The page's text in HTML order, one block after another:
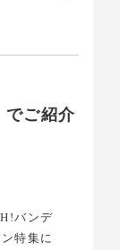
でご紹介
バンデ
特集に